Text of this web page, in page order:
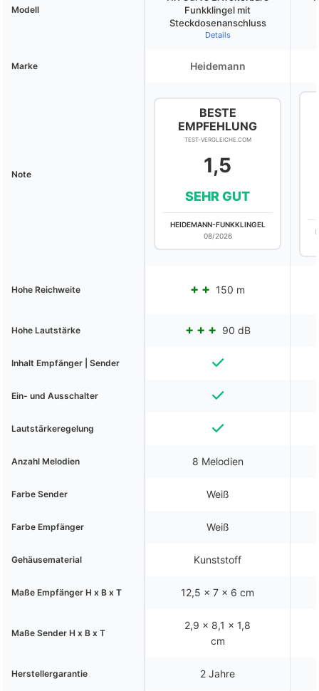
Modell
Funkklingel mit
Steckdosenanschluss
Details
Marke Heidemann
Note
BESTE
EMPFEHLUNG
TEST-VERGLEICHE.COM
1,5
SEHR GUT
HEIDEMANN-FUNKKLINGEL
08/2026
Hohe Reichweite 150 m
Hohe Lautstärke 90 dB
Inhalt Empfänger | Sender
Ein- und Ausschalter
Lautstärkeregelung
Anzahl Melodien 8 Melodien
Farbe Sender Weiß
Farbe Empfänger Weiß
Gehäusematerial Kunststoff
Maße Empfänger H x B x T 12,5 x 7 x 6 cm
Maße Sender H x B x T
2,9 x 8,1 x 1,8
cm
Herstellergarantie 2 Jahre